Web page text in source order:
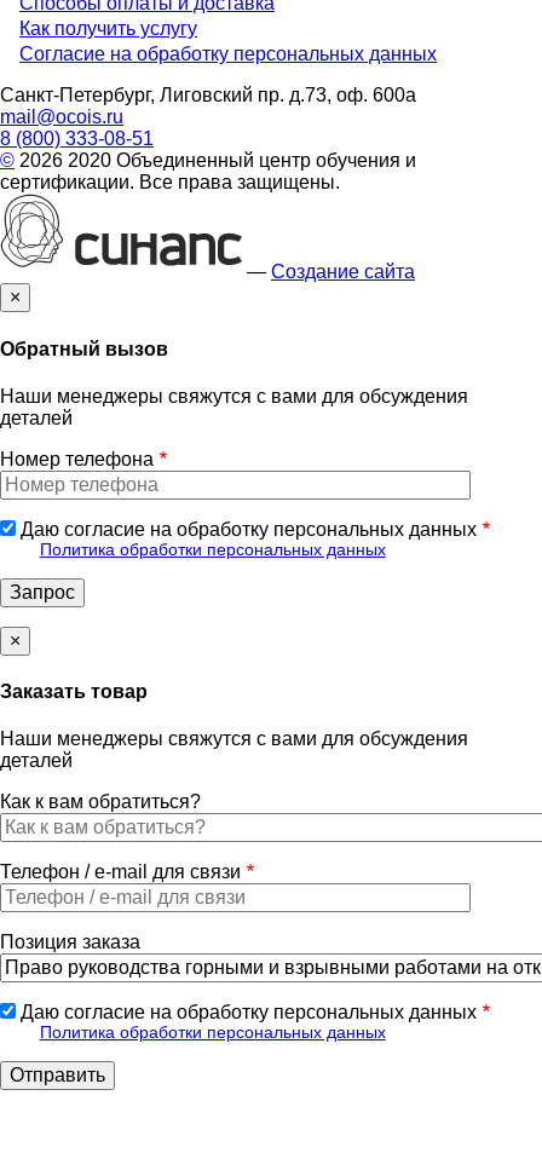
Menu
footer
Как получить услугу
Согласие на обработку персональных данных
Санкт-Петербург, Лиговский пр. д.73, оф. 600а
mail@ocois.ru
8 (800) 333-08-51
© 2026 2020 Объединенный центр обучения и
сертификации. Все права защищены.
— Создание сайта
×
Обратный вызов
Наши менеджеры свяжутся с вами для обсуждения
деталей
Номер телефона
Даю согласие на обработку персональных данных
Политика обработки персональных данных
×
Заказать товар
Наши менеджеры свяжутся с вами для обсуждения
деталей
Как к вам обратиться?
Телефон / e-mail для связи
Позиция заказа
Даю согласие на обработку персональных данных
Политика обработки персональных данных